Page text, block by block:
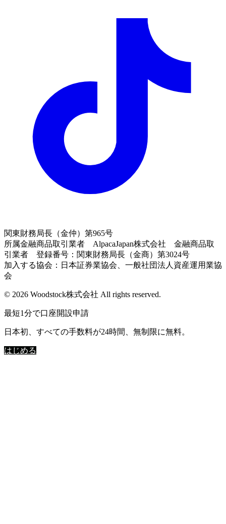
関東財務局長（金仲）第965号
所属金融商品取引業者 AlpacaJapan株式会社 金融商品取
引業者 登録番号：関東財務局長（金商）第3024号
加入する協会：日本証券業協会、一般社団法人資産運用業協
会
© 2026 Woodstock株式会社 All rights reserved.
最短1分で口座開設申請
日本初、すべての手数料が24時間、無制限に無料。
はじめる